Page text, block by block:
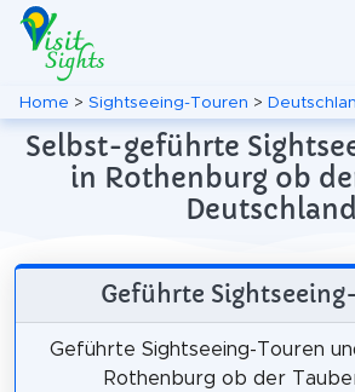
Home > Sightseeing-Touren >
Selbst-geführte
in Rothenburg ob
Deutschland
Geführte
Geführte Sightseeing-Touren
Rothenburg ob der